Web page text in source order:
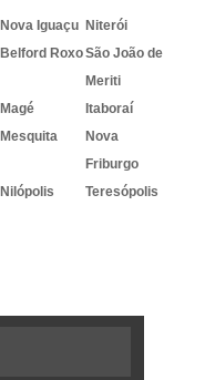
Nova Iguaçu Niterói
Belford RoxoSão João de
Meriti
Magé
Itaboraí
Mesquita
Nova
Friburgo
Nilópolis
Teresópolis